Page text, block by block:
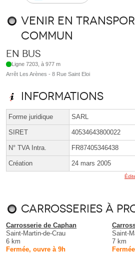
Venir en
commun
En bus
Ligne 7203, à 977 m
Arrêt Les Arènes - 8 Rue Saint Eloi
Informations
Forme juridique SARL
SIRET 40534643800022
N° TVA Intra. FR87405346438
Création 24 mars 2005
Carrosseries à
Carrosserie de Caphan
Saint-Martin-de-Crau
6 km
Fermée, ouvre à 9h
Saint-
7 km